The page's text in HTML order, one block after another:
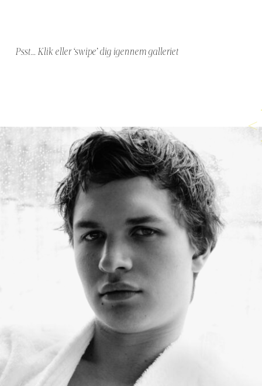
Psst… Klik eller ‘swipe’ dig igennem galleriet